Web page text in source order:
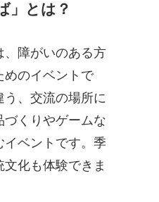
」とは？
、障がいのある方
めのイベントで
、交流の場所に
づくりやゲームな
イベントです。季
化も体験できま